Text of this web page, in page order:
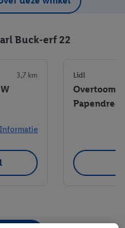
Buck-erf 22
3,7 km
Informatie
Lidl